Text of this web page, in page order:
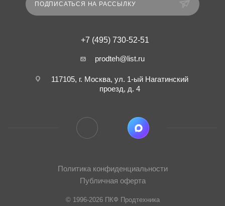
ПОДПИСАТЬСЯ НА РАССЫЛКУ
+7 (495) 730-52-51
prodteh@list.ru
117105, г. Москва, ул. 1-ый Нагатинский
проезд, д. 4
Политика конфиденциальности
Публичная оферта
© 1996-2026 ПКФ Продтехника